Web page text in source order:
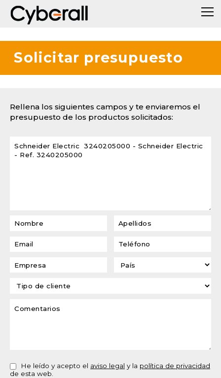
Solicitar presupuesto
Rellena los siguientes campos y te enviaremos el
presupuesto de los productos solicitados:
He leído y acepto el aviso legal y la política de privacidad
de esta web.